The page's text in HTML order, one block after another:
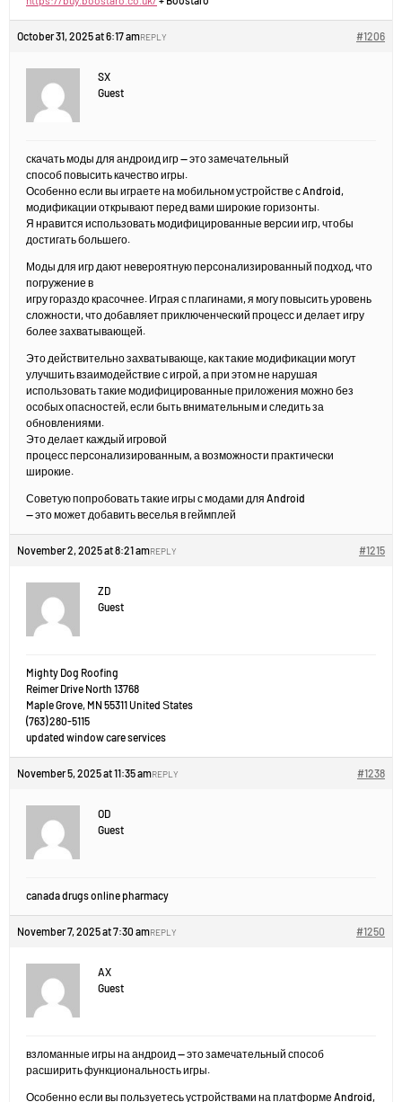
October 31, 2025 at 6:17 am #1206
REPLY
SX
Guest
скачать моды для андроид игр — это замечательный
способ повысить качество игры.
Особенно если вы играете на мобильном устройстве с Android,
модификации открывают перед вами широкие горизонты.
Я нравится использовать модифицированные версии игр, чтобы
достигать большего.
Моды для игр дают невероятную персонализированный подход, что
погружение в
игру гораздо красочнее. Играя с плагинами, я могу повысить уровень
сложности, что добавляет приключенческий процесс и делает игру
более захватывающей.
Это действительно захватывающе, как такие модификации могут
улучшить взаимодействие с игрой, а при этом не нарушая
использовать такие модифицированные приложения можно без
особых опасностей, если быть внимательным и следить за
обновлениями.
Это делает каждый игровой
процесс персонализированным, а возможности практически
широкие.
Советую попробовать такие игры с модами для Android
— это может добавить веселья в геймплей
November 2, 2025 at 8:21 am #1215
REPLY
ZD
Guest
Mighty Dog Roofing
Reimer Drive North 13768
Maple Grove, MN 55311 United Ѕtates
(763) 280-5115
updated window care services
November 5, 2025 at 11:35 am #1238
REPLY
OD
Guest
canada drugs online pharmacy
November 7, 2025 at 7:30 am #1250
REPLY
AX
Guest
взломанные игры на андроид — это замечательный способ
расширить функциональность игры.
Особенно если вы пользуетесь устройствами на платформе Android,